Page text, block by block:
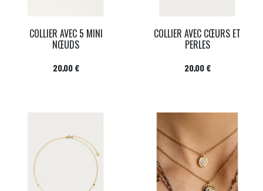
COLLIER AVEC 5 MINI
NŒUDS
Prix
20,00 €
COLLIER AVEC CŒURS ET
PERLES
Prix
20,00 €